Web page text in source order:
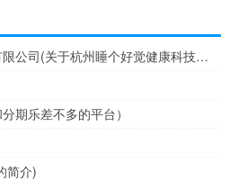
杭州睡个好觉健康科技有限公司(关于杭州睡个好觉健康科技有限公司的简介)
期乐差不多的平台）
简介)